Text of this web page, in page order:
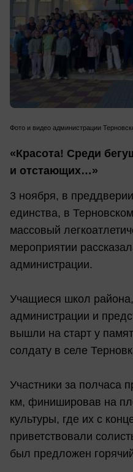
Фото и видео администрации
«Красота! Среди
и отстающих…»
3 ноября, в
единства, в
массовый
мероприятии
администрации.
Учащиеся школ района,
администрации и
вышли на старт у
солдату в селе
Участники за полчаса
км, финишировав на
культуры, где их с
приветствовали
был предложен